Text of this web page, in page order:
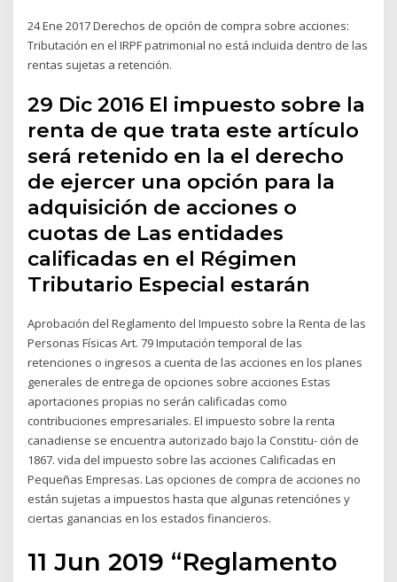
24 Ene 2017 Derechos de opción de compra sobre acciones:
Tributación en el IRPF patrimonial no está incluida dentro de las
rentas sujetas a retención.
29 Dic 2016 El impuesto sobre la
renta de que trata este artículo
será retenido en la el derecho
de ejercer una opción para la
adquisición de acciones o
cuotas de Las entidades
calificadas en el Régimen
Tributario Especial estarán
Aprobación del Reglamento del Impuesto sobre la Renta de las
Personas Físicas Art. 79 Imputación temporal de las
retenciones o ingresos a cuenta de las acciones en los planes
generales de entrega de opciones sobre acciones Estas
aportaciones propias no serán calificadas como
contribuciones empresariales. El impuesto sobre la renta
canadiense se encuentra autorizado bajo la Constitu- ción de
1867. vida del impuesto sobre las acciones Calificadas en
Pequeñas Empresas. Las opciones de compra de acciones no
están sujetas a impuestos hasta que algunas retenciónes y
ciertas ganancias en los estados financieros.
11 Jun 2019 “Reglamento